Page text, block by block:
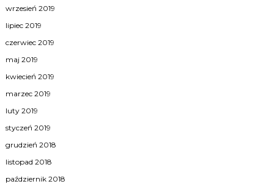
wrzesień 2019
lipiec 2019
czerwiec 2019
maj 2019
kwiecień 2019
marzec 2019
luty 2019
styczeń 2019
grudzień 2018
listopad 2018
październik 2018